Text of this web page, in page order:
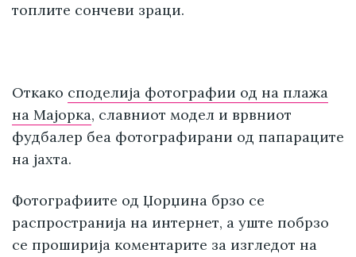
топлите сончеви зраци.
Откако споделија фотографии од на плажа
на Мајорка, славниот модел и врвниот
фудбалер беа фотографирани од папараците
на јахта.
Фотографиите од Џорџина брзо се
распространија на интернет, а уште побрзо
се проширија коментарите за изгледот на